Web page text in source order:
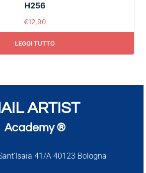
H256
€12,90
LEGGI TUTTO
ARTIST
Academy ®
41/A 40123 Bologna